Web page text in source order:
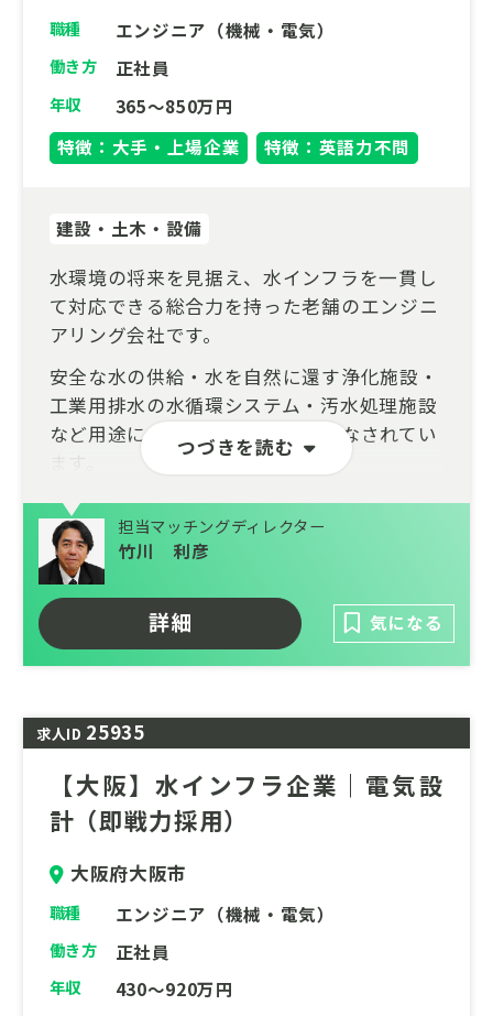
職種 エンジニア（機械・電気）
働き方 正社員
年収
365～850万円
特徴：大手・上場企業
特徴：英語力不問
つづきを読む
建設・土木・設備
水環境の将来を見据え、水インフラを一貫し
て対応できる総合力を持った老舗のエンジニ
アリング会社です。
安全な水の供給・水を自然に還す浄化施設・
工業用排水の水循環システム・汚水処理施設
など用途に合わせた様々な運用がなされてい
ます。
設計・施工・運用・メンテナンスまで一貫し
て対応できる総合力を武器に、自然や環境に
配慮された建設施工、革新的な水処理技術の
研究開発、耐震性に優れた鋼管製造の加工技
術を持ち、安心・安全な水利用を約束しま
す。
担当マッチングディレクター
竹川 利彦
詳細 気になる
求人ID 25935
【大阪】水インフラ企業｜電気設
計（即戦力採用）
大阪府大阪市
職種 エンジニア（機械・電気）
働き方 正社員
年収
430～920万円